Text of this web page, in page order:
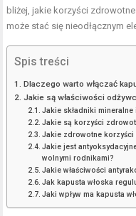
bliżej, jakie korzyści
może stać się nieodłącznym
Spis treści
Dlaczego warto włączać
Jakie są właściwości
Jakie składniki
Jakie są korzyści
Jakie zdrowotne korzyści
Jakie jest
wolnymi rodnikami?
Jakie właściwości
Jak kapusta włoska
Jaki wpływ ma kapusta